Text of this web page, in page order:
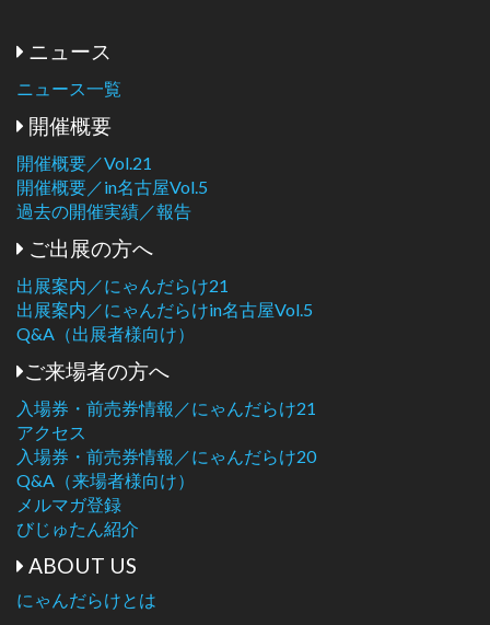
ニュース
ニュース一覧
開催概要
開催概要／Vol.21
開催概要／in名古屋Vol.5
過去の開催実績／報告
ご出展の方へ
出展案内／にゃんだらけ21
出展案内／にゃんだらけin名古屋Vol.5
Q&A（出展者様向け）
ご来場者の方へ
入場券・前売券情報／にゃんだらけ21
アクセス
入場券・前売券情報／にゃんだらけ20
Q&A（来場者様向け）
メルマガ登録
びじゅたん紹介
ABOUT US
にゃんだらけとは